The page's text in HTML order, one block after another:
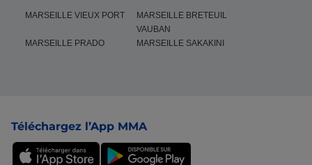
MARSEILLE VIEUX PORT
MARSEILLE BRETEUIL
VAUBAN
MARSEILLE PRADO
MARSEILLE SAKAKINI
Téléchargez l’App MMA